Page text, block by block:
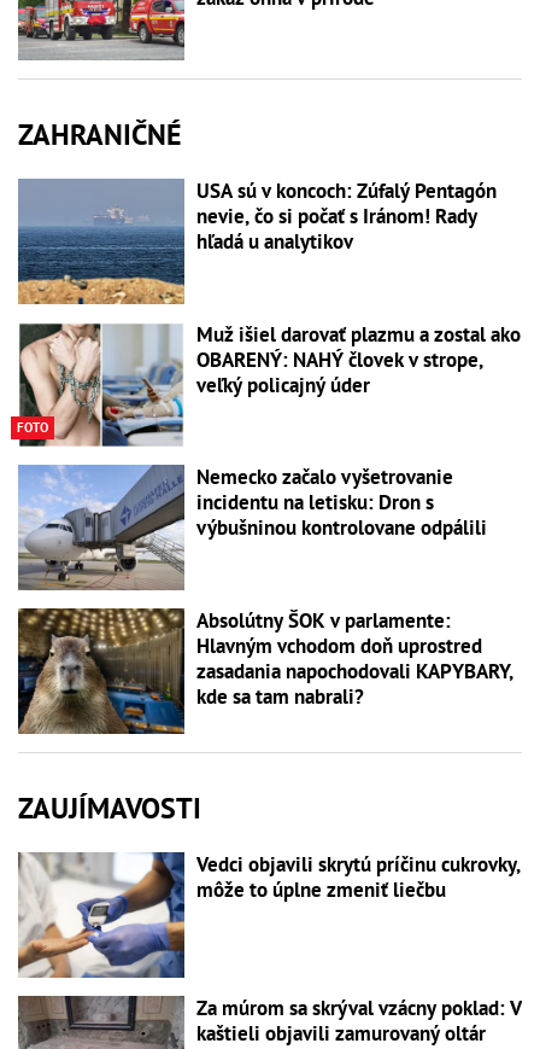
ZAHRANIČNÉ
USA sú v koncoch: Zúfalý Pentagón
nevie, čo si počať s Iránom! Rady
hľadá u analytikov
FOTO
Muž išiel darovať plazmu a zostal ako
OBARENÝ: NAHÝ človek v strope,
veľký policajný úder
Nemecko začalo vyšetrovanie
incidentu na letisku: Dron s
výbušninou kontrolovane odpálili
Absolútny ŠOK v parlamente:
Hlavným vchodom doň uprostred
zasadania napochodovali KAPYBARY,
kde sa tam nabrali?
ZAUJÍMAVOSTI
Vedci objavili skrytú príčinu cukrovky,
môže to úplne zmeniť liečbu
Za múrom sa skrýval vzácny poklad: V
kaštieli objavili zamurovaný oltár